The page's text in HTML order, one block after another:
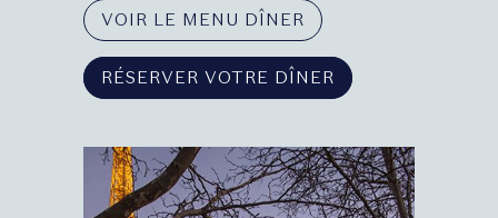
VOIR LE MENU DÎNER
RÉSERVER VOTRE DÎNER